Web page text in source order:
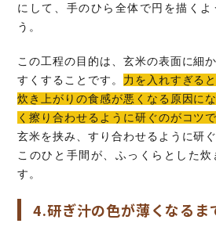
にして、手のひら全体で円を描くよ
う。
この工程の目的は、玄米の表面に細
すくすることです。 力を入れすぎる
炊き上がりの食感が悪くなる原因に
く擦り合わせるように研ぐのがコツ
玄米を挟み、すり合わせるように研
このひと手間が、ふっくらとした炊
す。
4.研ぎ汁の色が薄くなるま